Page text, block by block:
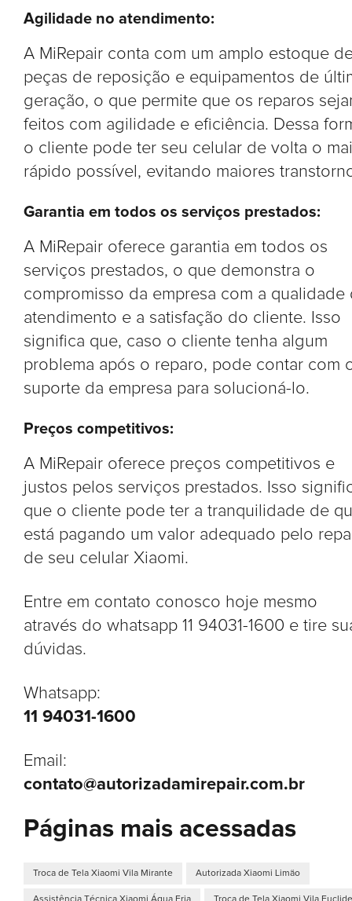
Agilidade no atendimento:
A MiRepair conta com um amplo estoque
peças de reposição e equipamentos de
geração, o que permite que os reparos
feitos com agilidade e eficiência. Dessa
o cliente pode ter seu celular de volta o
rápido possível, evitando maiores
Garantia em todos os serviços prestados:
A MiRepair oferece garantia em todos os
serviços prestados, o que demonstra o
compromisso da empresa com a qualidade
atendimento e a satisfação do cliente. Isso
significa que, caso o cliente tenha algum
problema após o reparo, pode contar com
suporte da empresa para solucioná-lo.
Preços competitivos:
A MiRepair oferece preços competitivos e
justos pelos serviços prestados. Isso
que o cliente pode ter a tranquilidade de
está pagando um valor adequado pelo
de seu celular Xiaomi.
Entre em contato conosco hoje mesmo
através do whatsapp 11 94031-1600 e tire
dúvidas.
Whatsapp:
11 94031-1600
Email:
contato@autorizadamirepair.com.br
Páginas mais acessadas
Troca de Tela Xiaomi Vila Mirante Autorizada Xiaomi Limão